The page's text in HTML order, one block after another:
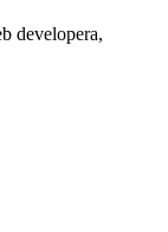
developera,